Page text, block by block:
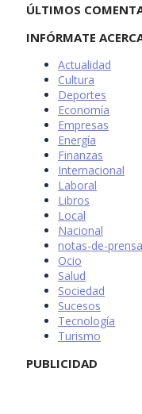
ÚLTIMOS
INFÓRMATE
Actualidad
Cultura
Deportes
Economía
Empresas
Energía
Finanzas
Internacional
Laboral
Libros
Local
Nacional
notas-de-prensa
Ocio
Salud
Sociedad
Sucesos
Tecnología
Turismo
PUBLICIDAD